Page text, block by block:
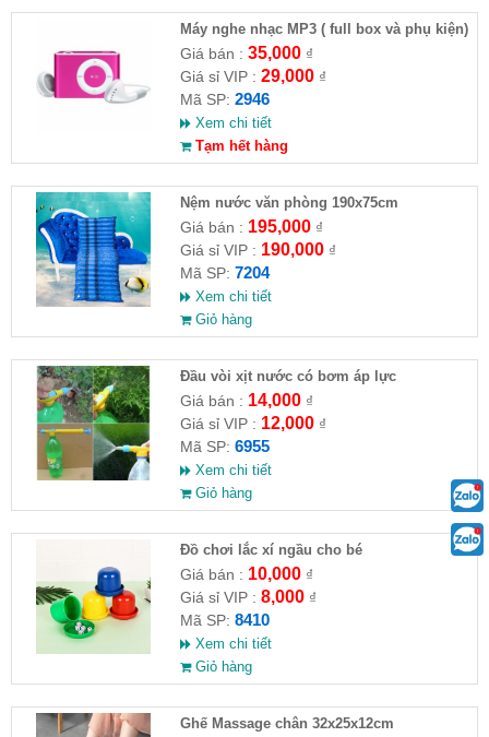
Máy nghe nhạc MP3 ( full box và phụ kiện)
Giá bán : 35,000₫
Giá sỉ VIP : 29,000₫
Mã SP: 2946
Xem chi tiết
Tạm hết hàng
Nệm nước văn phòng 190x75cm
Giá bán : 195,000₫
Giá sỉ VIP : 190,000₫
Mã SP: 7204
Xem chi tiết
Giỏ hàng
Đầu vòi xịt nước có bơm áp lực
Giá bán : 14,000₫
Giá sỉ VIP : 12,000₫
Mã SP: 6955
Xem chi tiết
Giỏ hàng
Đồ chơi lắc xí ngầu cho bé
Giá bán : 10,000₫
Giá sỉ VIP : 8,000₫
Mã SP: 8410
Xem chi tiết
Giỏ hàng
Ghế Massage chân 32x25x12cm